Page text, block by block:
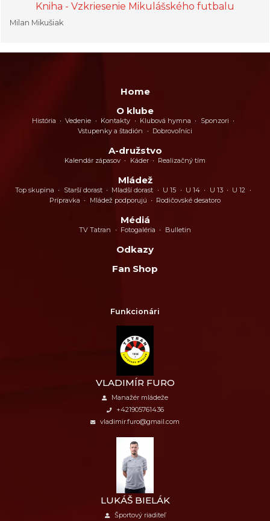
Kniha - Vzkriesenie Mikulášského futbalu
Milan Mikušiak
Home
O klube
História Vedenie Kontakty Klubová hymna
Sponzori
Vstupenky a štadión
Dobrovoľníci
A-družstvo
Kalendár zápasov Káder Realizačný tím
Mládež
Top skupina Starší dorast Mladší dorast U 15 U 14 U 13
U 12
Prípravka
Mládež podporujú Rodičovské desatoro
Médiá
TV Tatran Fotogaléria Bulletin
Odkazy
Fan Shop
Funkcionári
VLADIMÍR FURO
Manažér mládeže
+421905761436
vladimir.furo@gmail.com
LUKÁŠ BIELÁK
Športový riaditeľ